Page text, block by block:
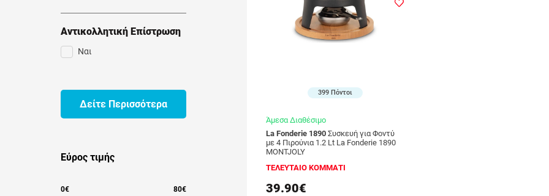
Αντικολλητική Επίστρωση
Ναι
Δείτε Περισσότερα
Εύρος τιμής
0€ 80€
399 Πόντοι
Άμεσα Διαθέσιμο
La Fonderie 1890 Συσκευή για Φοντύ
με 4 Πιρούνια 1.2 Lt La Fonderie 1890
MONTJOLY
ΤΕΛΕΥΤΑΙΟ ΚΟΜΜΑΤΙ
39.90€